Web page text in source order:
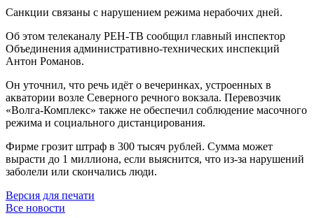
Санкции связаны с нарушением режима нерабочих дней.
Об этом телеканалу РЕН-ТВ сообщил главный инспектор
Объединения административно-технических инспекций
Антон Романов.
Он уточнил, что речь идёт о вечеринках, устроенных в
акватории возле Северного речного вокзала. Перевозчик
«Волга-Комплекс» также не обеспечил соблюдение масочного
режима и социального дистанцирования.
Фирме грозит штраф в 300 тысяч рублей. Сумма может
вырасти до 1 миллиона, если выяснится, что из-за нарушений
заболели или скончались люди.
Версия для печати
Все новости